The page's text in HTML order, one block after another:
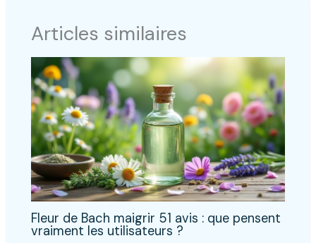
Articles similaires
Fleur de Bach maigrir 51 avis : que pensent
vraiment les utilisateurs ?